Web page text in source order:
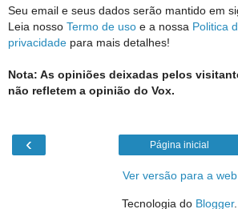
Seu email e seus dados serão mantido em
Leia nosso Termo de uso e a nossa Politica
privacidade para mais detalhes!
Nota: As opiniões deixadas pelos
não refletem a opinião do Vox.
‹ Página inicial
Ver versão para a web
Tecnologia do Blogger.